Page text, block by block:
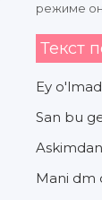
режиме
Текст
Ey
San bu
Mani dm